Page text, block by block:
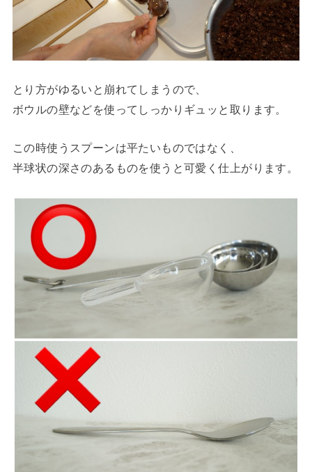
とり方がゆるいと崩れてしまうので、
ボウルの壁などを使ってしっかりギュッと取ります。
この時使うスプーンは平たいものではなく、
半球状の深さのあるものを使うと可愛く仕上がります。